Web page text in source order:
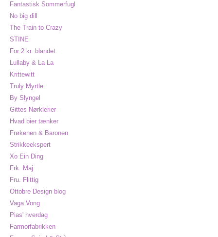
Fantastisk Sommerfugl
No big dill
The Train to Crazy
STINE
For 2 kr. blandet
Lullaby & La La
Krittewitt
Truly Myrtle
By Slyngel
Gittes Nørklerier
Hvad bier tænker
Frøkenen & Baronen
Strikkeekspert
Xo Ein Ding
Frk. Maj
Fru. Flittig
Ottobre Design blog
Vaga Vong
Pias' hverdag
Farmorfabrikken